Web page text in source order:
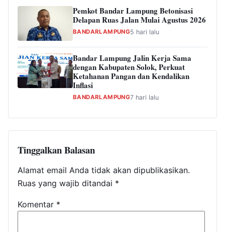
Pemkot Bandar Lampung Betonisasi
Delapan Ruas Jalan Mulai Agustus 2026
BANDARLAMPUNG5 hari lalu
Bandar Lampung Jalin Kerja Sama
dengan Kabupaten Solok, Perkuat
Ketahanan Pangan dan Kendalikan
Inflasi
BANDARLAMPUNG7 hari lalu
Tinggalkan Balasan
Alamat email Anda tidak akan dipublikasikan.
Ruas yang wajib ditandai *
Komentar *